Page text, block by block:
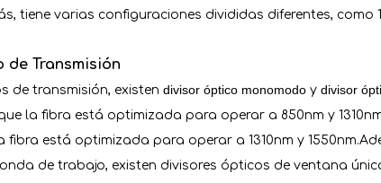
tiene varias configuraciones divididas diferentes, como
Transmisión
de transmisión, existen divisor óptico monomodo y divisor
la fibra está optimizada para operar a 850nm y
está optimizada para operar a 1310nm y
de trabajo, existen divisores ópticos de ventana